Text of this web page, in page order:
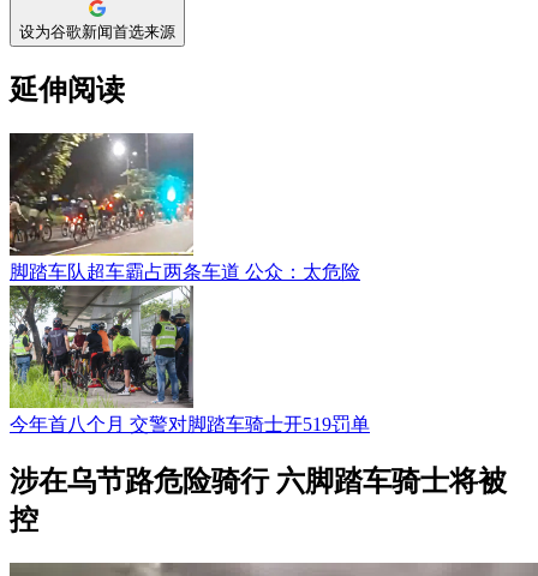
设为谷歌新闻首选来源
延伸阅读
脚踏车队超车霸占两条车道 公众：太危险
今年首八个月 交警对脚踏车骑士开519罚单
涉在乌节路危险骑行 六脚踏车骑士将被
控